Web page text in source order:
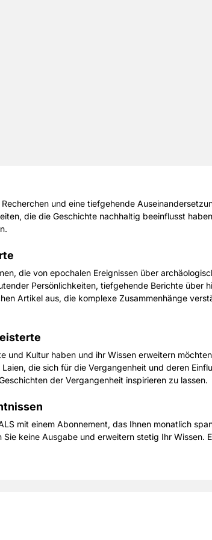
und eine tiefgehende
die die Geschichte nachhaltig beeinflusst
die von epochalen Ereignissen über
Persönlichkeiten, tiefgehende Berichte über
Artikel aus, die komplexe Zusammenhänge
und Kultur haben und ihr Wissen erweitern
die sich für die Vergangenheit und deren
der Vergangenheit inspirieren zu lassen.
mit einem Abonnement, das Ihnen monatlich
keine Ausgabe und erweitern stetig Ihr Wissen.